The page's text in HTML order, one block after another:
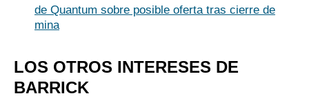
de Quantum sobre posible oferta tras cierre de
mina
LOS OTROS INTERESES DE
BARRICK